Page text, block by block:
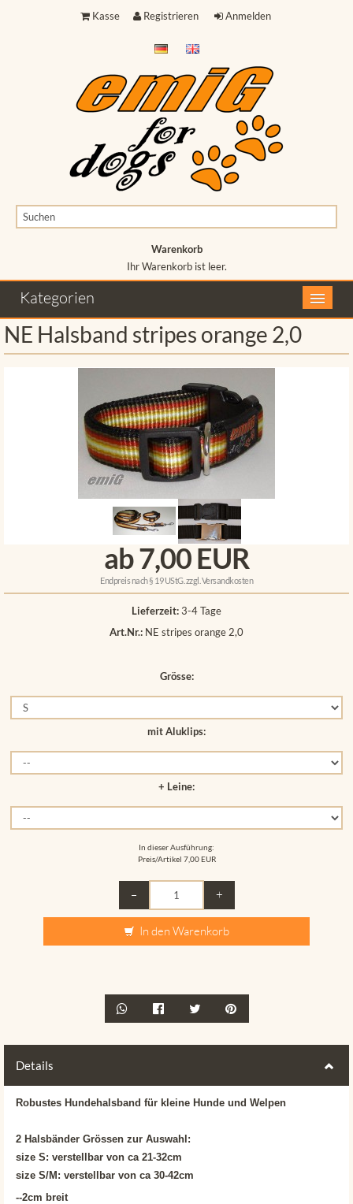
Kasse Registrieren Anmelden
Warenkorb
Ihr Warenkorb ist leer.
Kategorien
NE Halsband stripes orange 2,0
ab 7,00 EUR
Endpreis nach § 19 UStG. zzgl. Versandkosten
Lieferzeit:3-4 Tage
Art.Nr.: NE stripes orange 2,0
Grösse:
mit Aluklips:
+ Leine:
In dieser Ausführung:
Preis/Artikel 7,00 EUR
– +
In den Warenkorb
Details
Robustes Hundehalsband für kleine Hunde und Welpen
2 Halsbänder Grössen zur Auswahl:
size S: verstellbar von ca 21-32cm
size S/M: verstellbar von ca 30-42cm
--2cm breit